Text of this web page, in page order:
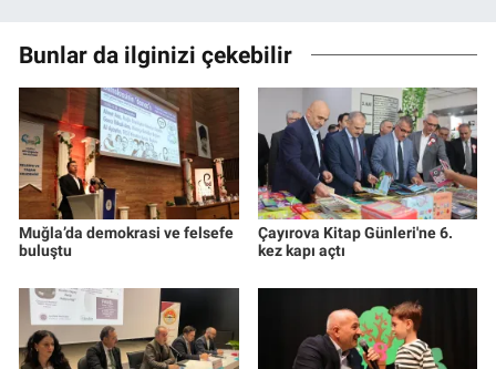
Bunlar da ilginizi çekebilir
Muğla’da demokrasi ve felsefe
buluştu
Çayırova Kitap Günleri'ne 6.
kez kapı açtı